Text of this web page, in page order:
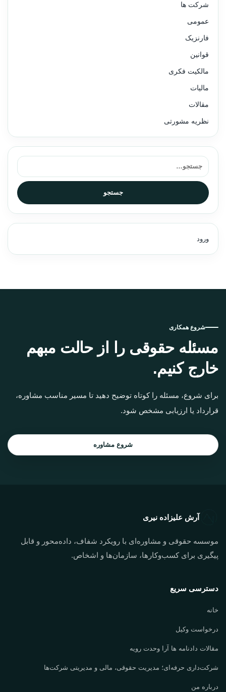
شرکت ها
عمومی
فارنزیک
قوانین
مالکیت فکری
مالیات
مقالات
نظریه مشورتی
جستجو برای:
جستجو
ورود
شروع همکاری
مسئله حقوقی را از حالت مبهم
خارج کنیم.
برای شروع، مسئله را کوتاه توضیح دهید تا مسیر مناسب مشاوره،
قرارداد یا ارزیابی مشخص شود.
شروع مشاوره
آرش علیزاده نیری
موسسه حقوقی و مشاوره‌ای با رویکرد شفاف، داده‌محور و قابل
پیگیری برای کسب‌وکارها، سازمان‌ها و اشخاص.
دسترسی سریع
خانه
درخواست وکیل
مقالات دادنامه ها آرا وحدت رویه
شرکت‌داری حرفه‌ای؛ مدیریت حقوقی، مالی و مدیریتی شرکت‌ها
درباره من